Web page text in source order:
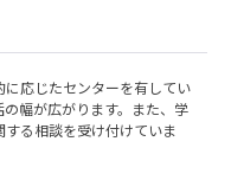
応じたセンターを有してい
幅が広がります。また、学
る相談を受け付けていま